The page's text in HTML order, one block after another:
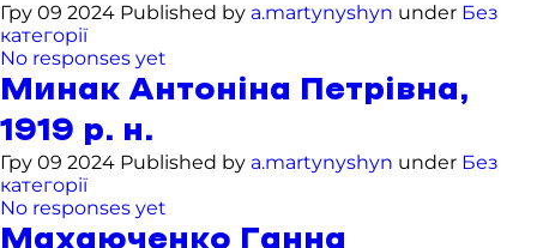
Гру 09 2024 Published by a.martynyshyn under Без
категорії
No responses yet
Минак Антоніна Петрівна,
1919 р. н.
Гру 09 2024 Published by a.martynyshyn under Без
категорії
No responses yet
Махаюченко Ганна